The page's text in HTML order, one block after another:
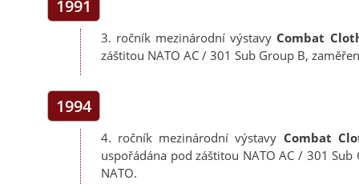
1991
3. ročník mezinárodní výstavy Combat
záštitou NATO AC / 301 Sub Group B,
1994
4. ročník mezinárodní výstavy Combat
uspořádána pod záštitou NATO AC / 301
NATO.